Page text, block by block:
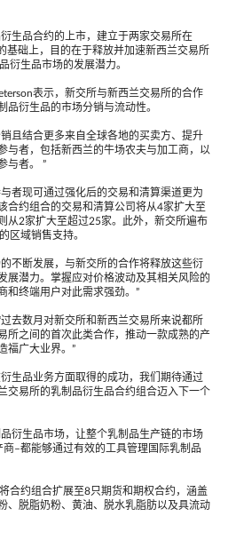
生品合约的上市，建立于两家交易所在
基础上，目的在于释放并加速新西兰交易所
衍生品市场的发展潜力。
表示，新交所与新西兰交易所的合作
品衍生品的市场分销与流动性。
且结合更多来自全球各地的买卖方、提升
与者，包括新西兰的牛场农夫与加工商，以
与者。 ”
者现可通过强化后的交易和清算渠道更为
合约组合的交易和清算公司将从4家扩大至
从2家扩大至超过25家。此外，新交所遍布
区域销售支持。
不断发展，与新交所的合作将释放这些衍
展潜力。掌握应对价格波动及其相关风险的
和终端用户对此需求强劲。”
去数月对新交所和新西兰交易所来说都所
所之间的首次此类合作，推动一款成熟的产
福广大业界。”
生品业务方面取得的成功，我们期待通过
交易所的乳制品衍生品合约组合迈入下一个
衍生品市场，让整个乳制品生产链的市场
–都能够通过有效的工具管理国际乳制品
合约组合扩展至8只期货和期权合约，涵盖
、脱脂奶粉、黄油、脱水乳脂肪以及具流动